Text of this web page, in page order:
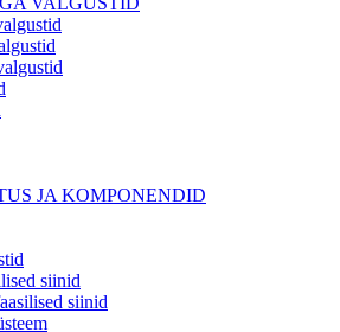
JA KOMPONENDID
siinid
siinid